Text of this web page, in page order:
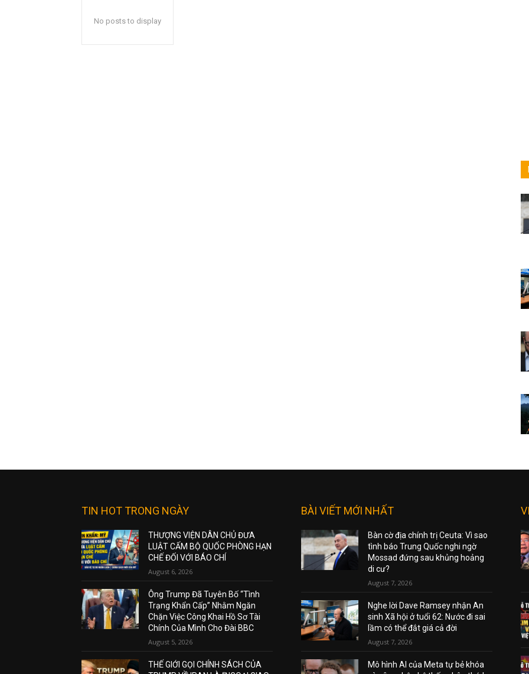
No posts to display
TIN HOT TRONG NGÀY
THƯỢNG VIỆN DÂN CHỦ ĐƯA
LUẬT CẤM BỘ QUỐC PHÒNG HẠN
CHẾ ĐỐI VỚI BÁO CHÍ
August 6, 2026
Ông Trump Đã Tuyên Bố “Tình
Trạng Khẩn Cấp” Nhằm Ngăn
Chặn Việc Công Khai Hồ Sơ Tài
Chính Của Mình Cho Đài BBC
August 5, 2026
THẾ GIỚI GỌI CHÍNH SÁCH CỦA
BÀI VIẾT MỚI NHẤT
Bàn cờ địa chính trị Ceuta: Vì sao
tình báo Trung Quốc nghi ngờ
Mossad đứng sau khủng hoảng
di cư?
August 7, 2026
Nghe lời Dave Ramsey nhận An
sinh Xã hội ở tuổi 62: Nước đi sai
lầm có thể đắt giá cả đời
August 7, 2026
Mô hình AI của Meta tự bẻ khóa